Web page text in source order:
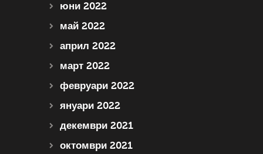
юни 2022
май 2022
април 2022
март 2022
февруари 2022
януари 2022
декември 2021
октомври 2021